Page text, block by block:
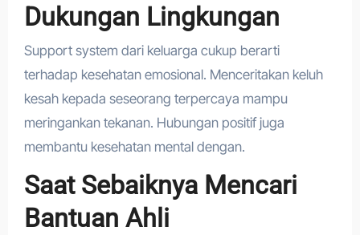
Dukungan Lingkungan
Support system dari keluarga cukup berarti
terhadap kesehatan emosional. Menceritakan keluh
kesah kepada seseorang terpercaya mampu
meringankan tekanan. Hubungan positif juga
membantu kesehatan mental dengan.
Saat Sebaiknya Mencari
Bantuan Ahli